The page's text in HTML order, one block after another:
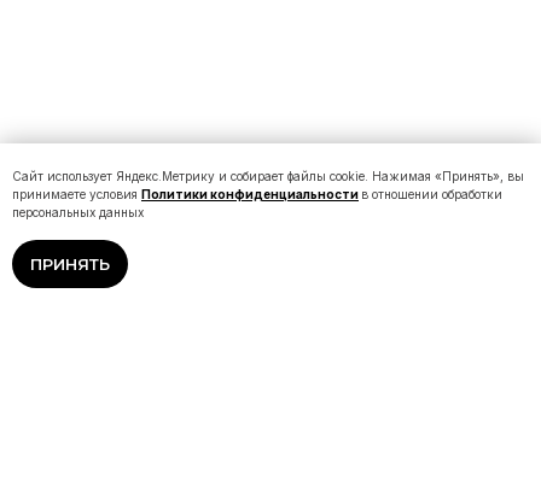
Сайт использует Яндекс.Метрику и собирает файлы cookie. Нажимая «Принять», вы
принимаете условия Политики конфиденциальности в отношении обработки
персональных данных
ПРИНЯТЬ